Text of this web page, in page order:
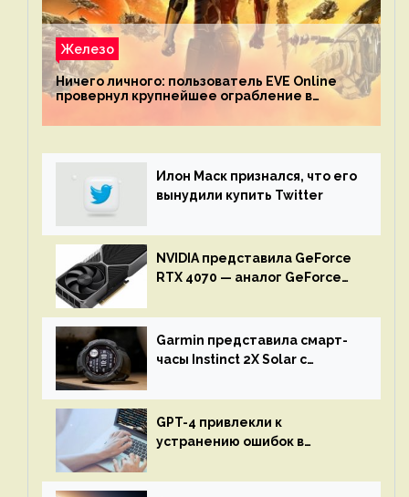
Железо
Ничего личного: пользователь EVE Online
провернул крупнейшее ограбление в
механике
Илон Маск признался, что его
вынудили купить Twitter
NVIDIA представила GeForce
RTX 4070 — аналог GeForce
Garmin представила смарт-
часы Instinct 2X Solar с
GPT-4 привлекли к
устранению ошибок в
остановится до полного